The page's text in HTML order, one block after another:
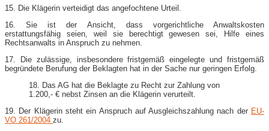
15. Die Klägerin verteidigt das angefochtene Urteil.
16. Sie ist der Ansicht, dass vorgerichtliche Anwaltskosten
erstattungsfähig seien, weil sie berechtigt gewesen sei, Hilfe eines
Rechtsanwalts in Anspruch zu nehmen.
17. Die zulässige, insbesondere fristgemäß eingelegte und fristgemäß
begründete Berufung der Beklagten hat in der Sache nur geringen Erfolg.
18. Das AG hat die Beklagte zu Recht zur Zahlung von
1.200,- € nebst Zinsen an die Klägerin verurteilt.
19. Der Klägerin steht ein Anspruch auf Ausgleichszahlung nach der EU-
VO 261/2004 zu.